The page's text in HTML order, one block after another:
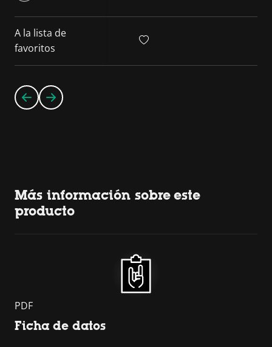
A la lista de
favoritos
Más información sobre este
producto
PDF
Ficha de datos